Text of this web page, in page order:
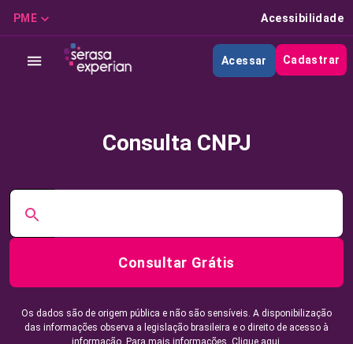
PME Acessibilidade
Acessar Cadastrar
Consulta CNPJ
Consultar Grátis
Os dados são de origem pública e não são sensíveis. A disponibilização
das informações observa a legislação brasileira e o direito de acesso à
informação. Para mais informações, Clique aqui.